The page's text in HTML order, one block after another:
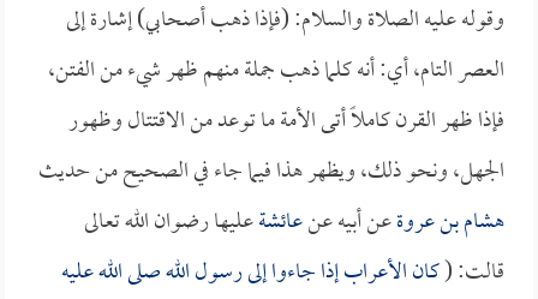
وقوله عليه الصلاة والسلام: (فإذا ذهب أصحابي) إشارة إلى
العصر التام، أي: أنه كلما ذهب جملة منهم ظهر شيء من الفتن،
فإذا ظهر القرن كاملاً أتى الأمة ما توعد من الاقتتال وظهور
الجهل، ونحو ذلك، ويظهر هذا فيما جاء في الصحيح من حديث
هشام بن عروةعن أبيه عنعائشةعليها رضوان الله تعالى
قالت: (كان الأعراب إذا جاءوا إلى رسول الله صلى الله عليه